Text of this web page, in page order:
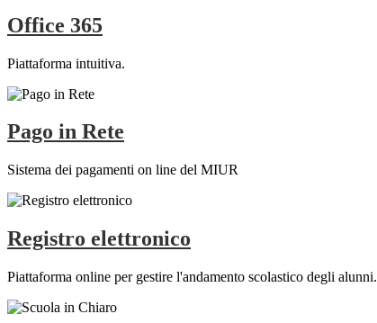
Office 365
Piattaforma intuitiva.
Pago in Rete
Sistema dei pagamenti on line del MIUR
Registro elettronico
Piattaforma online per gestire l'andamento scolastico degli alunni.